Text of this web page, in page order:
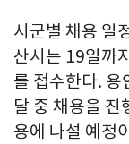
시군별 채용 일
산시는 19일까
를 접수한다. 용
달 중 채용을 진
용에 나설 예정